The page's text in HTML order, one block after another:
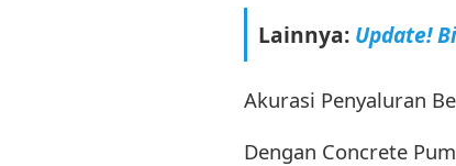
Lainnya: Update!
Akurasi Penyaluran
Dengan Concrete